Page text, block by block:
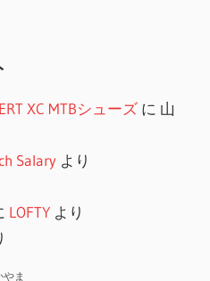
XC MTBシューズ に 山
Salary より
LOFTY より